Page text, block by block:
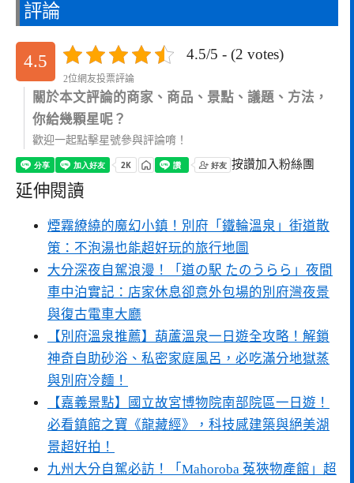
評論
4.5 4.5/5 - (2 votes)
2位網友投票評論
關於本文評論的商家、商品、景點、議題、方法，
你給幾顆星呢？
歡迎一起點擊星號參與評論唷！
按讚加入粉絲團
延伸閱讀
煙霧繚繞的魔幻小鎮！別府「鐵輪溫泉」街道散
策：不泡湯也能超好玩的旅行地圖
大分深夜自駕浪漫！「道の駅 たのうらら」夜間
車中泊實記：店家休息卻意外包場的別府灣夜景
與復古電車大廳
【別府溫泉推薦】葫蘆溫泉一日遊全攻略！解鎖
神奇自助砂浴、私密家庭風呂，必吃滿分地獄蒸
與別府冷麵！
【嘉義景點】國立故宮博物院南部院區一日遊！
必看鎮館之寶《龍藏經》，科技感建築與絕美湖
景超好拍！
九州大分自駕必訪！「Mahoroba 菟狹物產館」超